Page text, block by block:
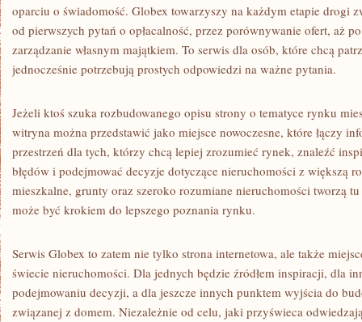
oparciu o świadomość. Globex towarzyszy na każdym etapie drogi
od pierwszych pytań o opłacalność, przez porównywanie ofert, aż
zarządzanie własnym majątkiem. To serwis dla osób, które chcą
jednocześnie potrzebują prostych odpowiedzi na ważne pytania.
Jeżeli ktoś szuka rozbudowanego opisu strony o tematyce rynku
witryna można przedstawić jako miejsce nowoczesne, które łączy
przestrzeń dla tych, którzy chcą lepiej zrozumieć rynek, znaleźć
błędów i podejmować decyzje dotyczące nieruchomości z większą
mieszkalne, grunty oraz szeroko rozumiane nieruchomości tworzą tu
może być krokiem do lepszego poznania rynku.
Serwis Globex to zatem nie tylko strona internetowa, ale także
świecie nieruchomości. Dla jednych będzie źródłem inspiracji, dla
podejmowaniu decyzji, a dla jeszcze innych punktem wyjścia do
związanej z domem. Niezależnie od celu, jaki przyświeca